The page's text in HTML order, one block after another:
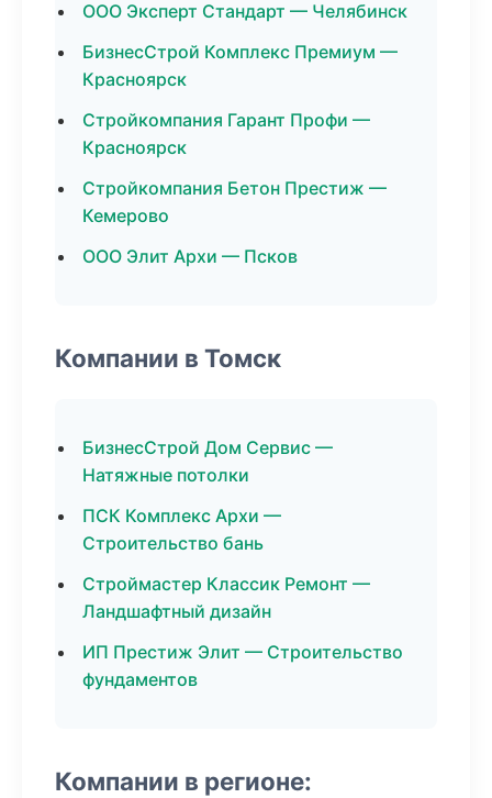
ООО Эксперт Стандарт — Челябинск
БизнесСтрой Комплекс Премиум —
Красноярск
Стройкомпания Гарант Профи —
Красноярск
Стройкомпания Бетон Престиж —
Кемерово
ООО Элит Архи — Псков
Компании в Томск
БизнесСтрой Дом Сервис —
Натяжные потолки
ПСК Комплекс Архи —
Строительство бань
Строймастер Классик Ремонт —
Ландшафтный дизайн
ИП Престиж Элит — Строительство
фундаментов
Компании в регионе: